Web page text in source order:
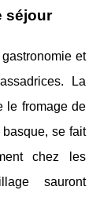
séjour
et
La
le fromage de
se fait
chez les
sauront